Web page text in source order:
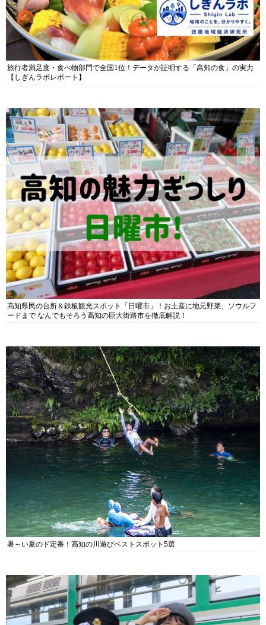
旅行者満足度・食べ物部門で全国1位！データが証明する「高知の食」の実力
【しぎんラボレポート】
高知県民の台所＆鉄板観光スポット「日曜市」！お土産に地元野菜、ソウルフ
ードまで なんでもそろう高知の巨大街路市を徹底解説！
暑～い夏のド定番！高知の川遊びベストスポット5選